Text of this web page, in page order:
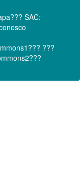
SAC:
???